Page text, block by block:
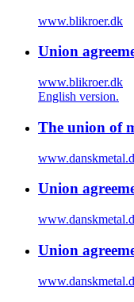
www.blikroer.dk
Union
www.blikroer.dk
English version.
The union of
Union
Union